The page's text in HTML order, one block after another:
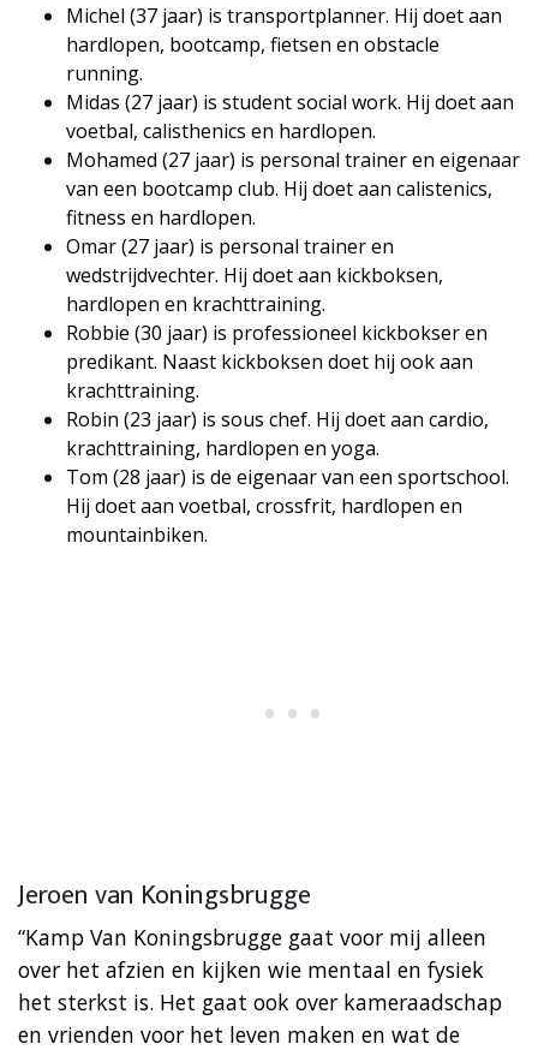
Michel (37 jaar) is transportplanner. Hij doet aan
hardlopen, bootcamp, fietsen en obstacle
running.
Midas (27 jaar) is student social work. Hij doet aan
voetbal, calisthenics en hardlopen.
Mohamed (27 jaar) is personal trainer en eigenaar
van een bootcamp club. Hij doet aan calistenics,
fitness en hardlopen.
Omar (27 jaar) is personal trainer en
wedstrijdvechter. Hij doet aan kickboksen,
hardlopen en krachttraining.
Robbie (30 jaar) is professioneel kickbokser en
predikant. Naast kickboksen doet hij ook aan
krachttraining.
Robin (23 jaar) is sous chef. Hij doet aan cardio,
krachttraining, hardlopen en yoga.
Tom (28 jaar) is de eigenaar van een sportschool.
Hij doet aan voetbal, crossfrit, hardlopen en
mountainbiken.
Jeroen van Koningsbrugge
“Kamp Van Koningsbrugge gaat voor mij alleen
over het afzien en kijken wie mentaal en fysiek
het sterkst is. Het gaat ook over kameraadschap
en vrienden voor het leven maken en wat de